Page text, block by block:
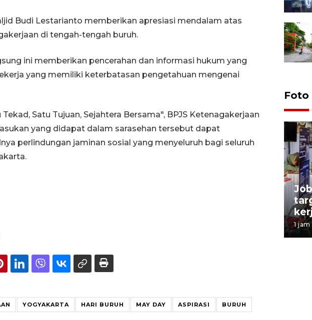
Budi Lestarianto memberikan apresiasi mendalam atas
di tengah-tengah buruh.
ini memberikan pencerahan dan informasi hukum yang
yang memiliki keterbatasan pengetahuan mengenai
Satu Tujuan, Sejahtera Bersama", BPJS Ketenagakerjaan
yang didapat dalam sarasehan tersebut dapat
perlindungan jaminan sosial yang menyeluruh bagi seluruh
YOGYAKARTA HARI BURUH MAY DAY ASPIRASI BURUH
Foto
1 jam